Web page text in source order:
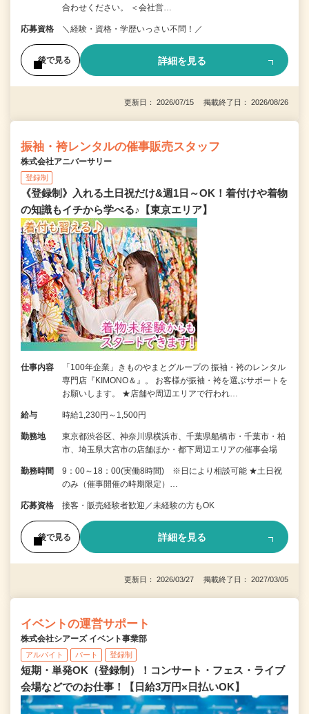
合わせください。 ＜会社営…
応募資格 ＼経験・資格・学歴いっさい不問！／
後で見る 詳細を見る
更新日： 2026/07/15 掲載終了日： 2026/08/26
振袖・袴レンタルの催事販売スタッフ
株式会社アニバーサリー
登録制
《登録制》入れる土日祝だけ&週1日～OK！着付けや着物
の知識もイチから学べる♪【東京エリア】
仕事内容
「100年企業」きものやまとグループの 振袖・袴のレンタル
専門店『KIMONO＆』。 お客様が振袖・袴を選ぶサポートを
お願いします。 ★店舗や周辺エリアで行われ…
給与 時給1,230円～1,500円
勤務地
東京都渋谷区、神奈川県横浜市、千葉県船橋市・千葉市・柏
市、埼玉県大宮市の店舗ほか・都下周辺エリアの催事会場
勤務時間
9：00～18：00(実働8時間) ※日により相談可能 ★土日祝
のみ（催事開催の時期限定）…
応募資格 接客・販売経験者歓迎／未経験の方もOK
後で見る 詳細を見る
更新日： 2026/03/27 掲載終了日： 2027/03/05
イベントの運営サポート
株式会社シアーズ イベント事業部
アルバイト パート 登録制
短期・単発OK（登録制）！コンサート・フェス・ライブ
会場などでのお仕事！【日給3万円×日払いOK】